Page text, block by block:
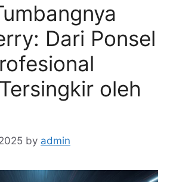
Dari Ponsel
oleh
by admin